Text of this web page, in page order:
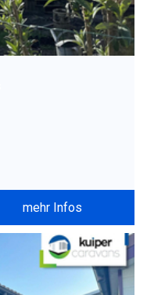
mehr Infos